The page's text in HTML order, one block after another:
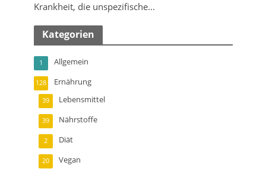
Krankheit, die unspezifische...
Kategorien
Allgemein
1
Ernährung
128
Lebensmittel
39
Nährstoffe
39
Diät
2
Vegan
20